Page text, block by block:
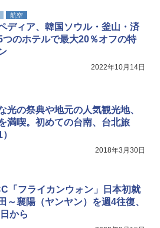
航空
ディア、韓国ソウル・釜山・済
つのホテルで最大20％オフの特
2022年10月14日
光の祭典や地元の人気観光地、
満喫。初めての台南、台北旅
2018年3月30日
「フライカンウォン」日本初就
～襄陽（ヤンヤン）を週4往復、
から